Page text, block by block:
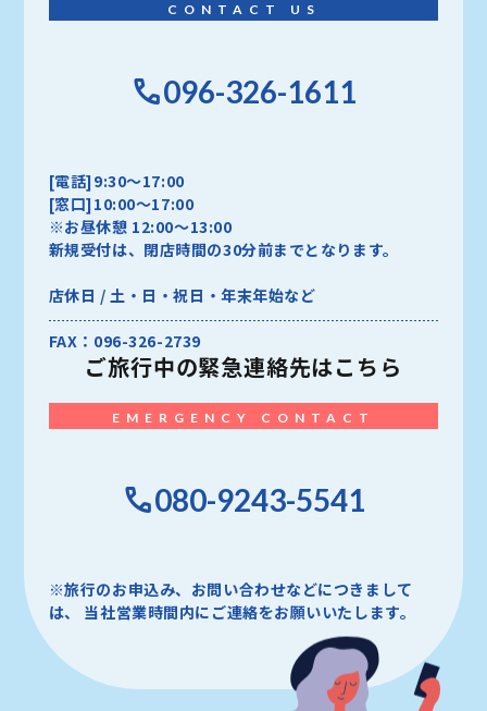
CONTACT US
096-326-1611
[電話]9:30～17:00
[窓口]10:00～17:00
※お昼休憩 12:00～13:00
新規受付は、閉店時間の30分前までとなります。
店休日 / 土・日・祝日・年末年始など
FAX：096-326-2739
ご旅行中の緊急連絡先はこちら
EMERGENCY CONTACT
080-9243-5541
※旅行のお申込み、お問い合わせなどにつきまして
は、
当社営業時間内にご連絡をお願いいたします。